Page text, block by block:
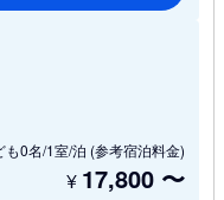
も0名/1室/泊 (参考宿泊料金)
¥ 17,800 〜